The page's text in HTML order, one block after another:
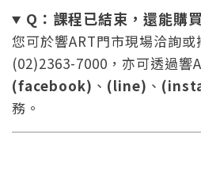
您將收到一封Email，請依
系統偵測到您的帳號重
Q：課程已結束，還能購
您可於響ART門市現場洽詢或
(02)2363-7000，亦可透過響
(facebook) 、 (line) 、
務。